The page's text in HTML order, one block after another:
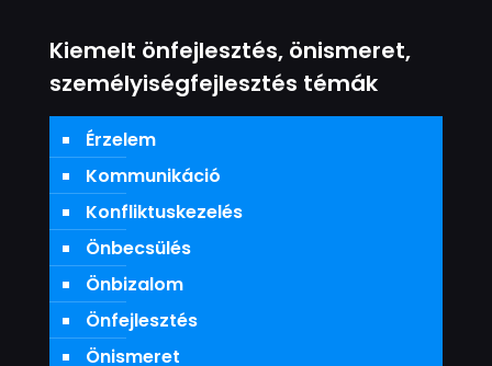
Kiemelt önfejlesztés, önismeret,
személyiségfejlesztés témák
Érzelem
Kommunikáció
Konfliktuskezelés
Önbecsülés
Önbizalom
Önfejlesztés
Önismeret